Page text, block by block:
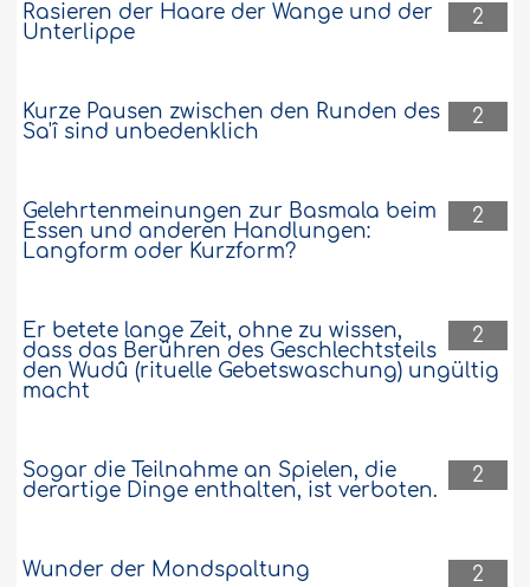
2
Rasieren der Haare der Wange und der
Unterlippe
2
Kurze Pausen zwischen den Runden des
Sa'î sind unbedenklich
2
Gelehrtenmeinungen zur Basmala beim
Essen und anderen Handlungen:
Langform oder Kurzform?
2
Er betete lange Zeit, ohne zu wissen,
dass das Berühren des Geschlechtsteils
den Wudû (rituelle Gebetswaschung) ungültig
macht
2
Sogar die Teilnahme an Spielen, die
derartige Dinge enthalten, ist verboten.
2
Wunder der Mondspaltung